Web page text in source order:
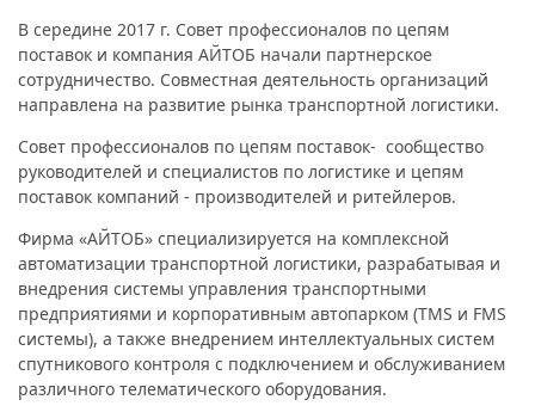
В середине 2017 г. Совет профессионалов по цепям
поставок и компания АЙТОБ начали партнерское
сотрудничество. Совместная деятельность организаций
направлена на развитие рынка транспортной логистики.
Совет профессионалов по цепям поставок- сообщество
руководителей и специалистов по логистике и цепям
поставок компаний - производителей и ритейлеров.
Фирма «АЙТОБ» специализируется на комплексной
автоматизации транспортной логистики, разрабатывая и
внедрения системы управления транспортными
предприятиями и корпоративным автопарком (TMS и FMS
системы), а также внедрением интеллектуальных систем
спутникового контроля с подключением и обслуживанием
различного телематического оборудования.